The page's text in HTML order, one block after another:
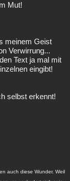
Mut!
meinem Geist
Verwirrung...
Text ja mal mit
eingibt!
selbst erkennt!
auch diese Wunder. Weil